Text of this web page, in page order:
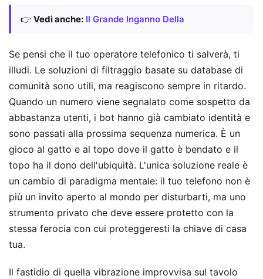
👉 Vedi anche: Il Grande Inganno Della
Se pensi che il tuo operatore telefonico ti salverà, ti
illudi. Le soluzioni di filtraggio basate su database di
comunità sono utili, ma reagiscono sempre in ritardo.
Quando un numero viene segnalato come sospetto da
abbastanza utenti, i bot hanno già cambiato identità e
sono passati alla prossima sequenza numerica. È un
gioco al gatto e al topo dove il gatto è bendato e il
topo ha il dono dell'ubiquità. L'unica soluzione reale è
un cambio di paradigma mentale: il tuo telefono non è
più un invito aperto al mondo per disturbarti, ma uno
strumento privato che deve essere protetto con la
stessa ferocia con cui proteggeresti la chiave di casa
tua.
Il fastidio di quella vibrazione improvvisa sul tavolo